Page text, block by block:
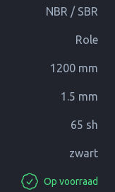
NBR / SBR
Role
1200 mm
1.5 mm
65 sh
zwart
Op voorraad